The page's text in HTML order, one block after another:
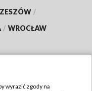
/
/ WROCŁAW
wyrazić zgody na